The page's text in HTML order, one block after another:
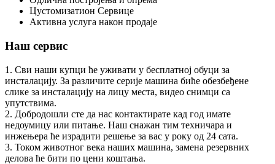
Цустомизатион Сервице
Активна услуга након продаје
Наш сервис
1. Сви наши купци ће уживати у бесплатној обуци за
инсталацију. За различите серије машина биће обезбеђене
слике за инсталацију на лицу места, видео снимци са
упутствима.
2. Добродошли сте да нас контактирате кад год имате
недоумицу или питање. Наш снажан тим техничара и
инжењера ће израдити решење за вас у року од 24 сата.
3. Током животног века наших машина, замена резервних
делова ће бити по цени коштања.